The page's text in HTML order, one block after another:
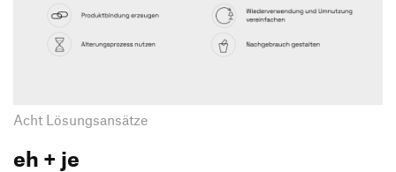
Acht Lösungsansätze
eh + je